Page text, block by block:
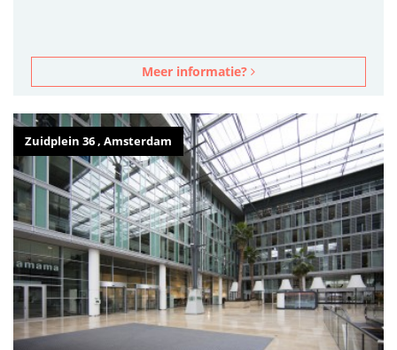
Meer informatie?
Zuidplein 36 , Amsterdam